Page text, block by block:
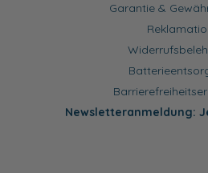
Garantie &
Newsletteranmeldung: